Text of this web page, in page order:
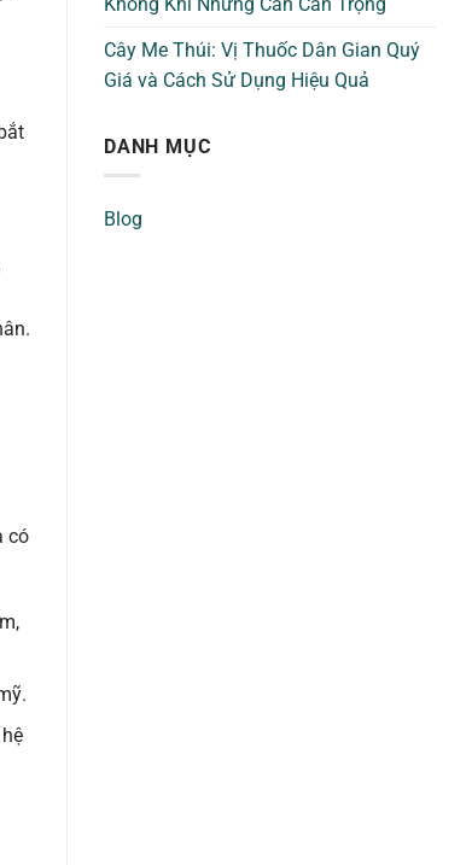
có
Cây Me Thúi: Vị Thuốc Dân Gian Quý
Giá và Cách Sử Dụng Hiệu Quả
DANH MỤC
Blog